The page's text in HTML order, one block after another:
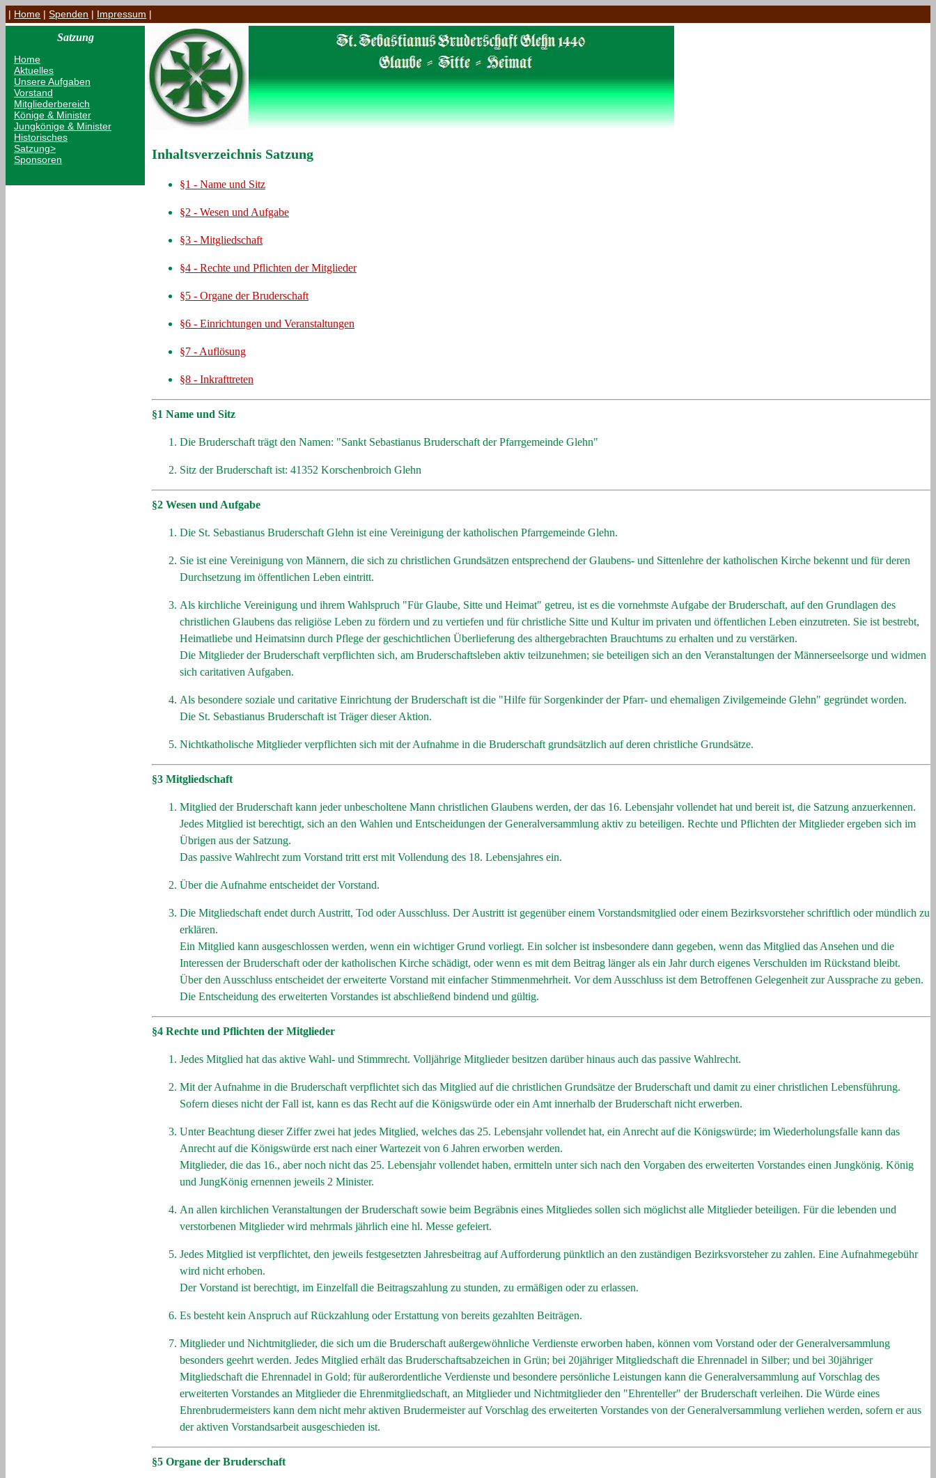
| Home |Spenden | Impressum |
Satzung
Home
Aktuelles
Unsere Aufgaben
Vorstand
Mitgliederbereich
Könige & Minister
Jungkönige & Minister
Historisches
Satzung>
Sponsoren
Inhaltsverzeichnis Satzung
§1 - Name und Sitz
§2 - Wesen und Aufgabe
§3 - Mitgliedschaft
§4 - Rechte und Pflichten der Mitglieder
§5 - Organe der Bruderschaft
§6 - Einrichtungen und Veranstaltungen
§7 - Auflösung
§8 - Inkrafttreten
§1 Name und Sitz
Die Bruderschaft trägt den Namen: "Sankt Sebastianus Bruderschaft der Pfarrgemeinde Glehn"
Sitz der Bruderschaft ist: 41352 Korschenbroich Glehn
§2 Wesen und Aufgabe
Die St. Sebastianus Bruderschaft Glehn ist eine Vereinigung der katholischen Pfarrgemeinde Glehn.
Sie ist eine Vereinigung von Männern, die sich zu christlichen Grundsätzen entsprechend der Glaubens- und Sittenlehre der katholischen Kirche bekennt und für deren
Durchsetzung im öffentlichen Leben eintritt.
Als kirchliche Vereinigung und ihrem Wahlspruch "Für Glaube, Sitte und Heimat" getreu, ist es die vornehmste Aufgabe der Bruderschaft, auf den Grundlagen des
christlichen Glaubens das religiöse Leben zu fördern und zu vertiefen und für christliche Sitte und Kultur im privaten und öffentlichen Leben einzutreten. Sie ist bestrebt,
Heimatliebe und Heimatsinn durch Pflege der geschichtlichen Überlieferung des althergebrachten Brauchtums zu erhalten und zu verstärken.
Die Mitglieder der Bruderschaft verpflichten sich, am Bruderschaftsleben aktiv teilzunehmen; sie beteiligen sich an den Veranstaltungen der Männerseelsorge und widmen
sich caritativen Aufgaben.
Als besondere soziale und caritative Einrichtung der Bruderschaft ist die "Hilfe für Sorgenkinder der Pfarr- und ehemaligen Zivilgemeinde Glehn" gegründet worden.
Die St. Sebastianus Bruderschaft ist Träger dieser Aktion.
Nichtkatholische Mitglieder verpflichten sich mit der Aufnahme in die Bruderschaft grundsätzlich auf deren christliche Grundsätze.
§3 Mitgliedschaft
Mitglied der Bruderschaft kann jeder unbescholtene Mann christlichen Glaubens werden, der das 16. Lebensjahr vollendet hat und bereit ist, die Satzung anzuerkennen.
Jedes Mitglied ist berechtigt, sich an den Wahlen und Entscheidungen der Generalversammlung aktiv zu beteiligen. Rechte und Pflichten der Mitglieder ergeben sich im
Übrigen aus der Satzung.
Das passive Wahlrecht zum Vorstand tritt erst mit Vollendung des 18. Lebensjahres ein.
Über die Aufnahme entscheidet der Vorstand.
Die Mitgliedschaft endet durch Austritt, Tod oder Ausschluss. Der Austritt ist gegenüber einem Vorstandsmitglied oder einem Bezirksvorsteher schriftlich oder mündlich zu
erklären.
Ein Mitglied kann ausgeschlossen werden, wenn ein wichtiger Grund vorliegt. Ein solcher ist insbesondere dann gegeben, wenn das Mitglied das Ansehen und die
Interessen der Bruderschaft oder der katholischen Kirche schädigt, oder wenn es mit dem Beitrag länger als ein Jahr durch eigenes Verschulden im Rückstand bleibt.
Über den Ausschluss entscheidet der erweiterte Vorstand mit einfacher Stimmenmehrheit. Vor dem Ausschluss ist dem Betroffenen Gelegenheit zur Aussprache zu geben.
Die Entscheidung des erweiterten Vorstandes ist abschließend bindend und gültig.
§4 Rechte und Pflichten der Mitglieder
Jedes Mitglied hat das aktive Wahl- und Stimmrecht. Volljährige Mitglieder besitzen darüber hinaus auch das passive Wahlrecht.
Mit der Aufnahme in die Bruderschaft verpflichtet sich das Mitglied auf die christlichen Grundsätze der Bruderschaft und damit zu einer christlichen Lebensführung.
Sofern dieses nicht der Fall ist, kann es das Recht auf die Königswürde oder ein Amt innerhalb der Bruderschaft nicht erwerben.
Unter Beachtung dieser Ziffer zwei hat jedes Mitglied, welches das 25. Lebensjahr vollendet hat, ein Anrecht auf die Königswürde; im Wiederholungsfalle kann das
Anrecht auf die Königswürde erst nach einer Wartezeit von 6 Jahren erworben werden.
Mitglieder, die das 16., aber noch nicht das 25. Lebensjahr vollendet haben, ermitteln unter sich nach den Vorgaben des erweiterten Vorstandes einen Jungkönig. König
und JungKönig ernennen jeweils 2 Minister.
An allen kirchlichen Veranstaltungen der Bruderschaft sowie beim Begräbnis eines Mitgliedes sollen sich möglichst alle Mitglieder beteiligen. Für die lebenden und
verstorbenen Mitglieder wird mehrmals jährlich eine hl. Messe gefeiert.
Jedes Mitglied ist verpflichtet, den jeweils festgesetzten Jahresbeitrag auf Aufforderung pünktlich an den zuständigen Bezirksvorsteher zu zahlen. Eine Aufnahmegebühr
wird nicht erhoben.
Der Vorstand ist berechtigt, im Einzelfall die Beitragszahlung zu stunden, zu ermäßigen oder zu erlassen.
Es besteht kein Anspruch auf Rückzahlung oder Erstattung von bereits gezahlten Beiträgen.
Mitglieder und Nichtmitglieder, die sich um die Bruderschaft außergewöhnliche Verdienste erworben haben, können vom Vorstand oder der Generalversammlung
besonders geehrt werden. Jedes Mitglied erhält das Bruderschaftsabzeichen in Grün; bei 20jähriger Mitgliedschaft die Ehrennadel in Silber; und bei 30jähriger
Mitgliedschaft die Ehrennadel in Gold; für außerordentliche Verdienste und besondere persönliche Leistungen kann die Generalversammlung auf Vorschlag des
erweiterten Vorstandes an Mitglieder die Ehrenmitgliedschaft, an Mitglieder und Nichtmitglieder den "Ehrenteller" der Bruderschaft verleihen. Die Würde eines
Ehrenbrudermeisters kann dem nicht mehr aktiven Brudermeister auf Vorschlag des erweiterten Vorstandes von der Generalversammlung verliehen werden, sofern er aus
der aktiven Vorstandsarbeit ausgeschieden ist.
§5 Organe der Bruderschaft